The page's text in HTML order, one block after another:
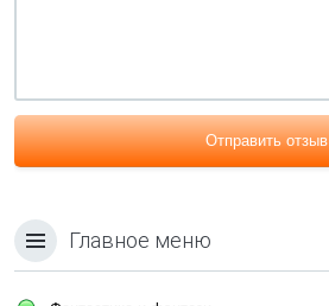
Отправить отзыв
Главное меню